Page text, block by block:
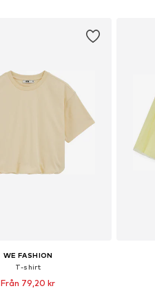
WE FASHION
T-shirt
Från 79,20 kr